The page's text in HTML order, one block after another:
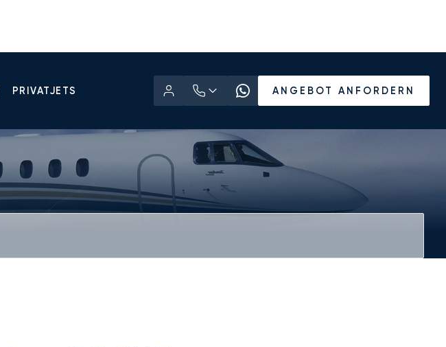
PRIVATJETS ANGEBOT ANFORDERN